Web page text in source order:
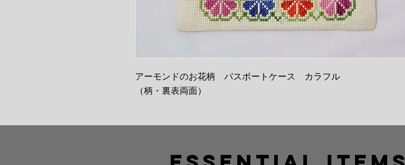
アーモンドのお花柄 パスポートケース カラフル
（柄・裏表両面）